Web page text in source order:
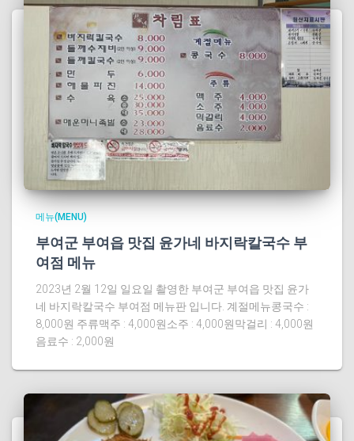
메뉴(MENU)
부여군 부여읍 맛집 윤가네 바지락칼국수 부
여점 메뉴
2023년 2월 12일 일요일 촬영한 부여군 부여읍 맛집 윤가
네 바지락칼국수 부여점 메뉴판 입니다. 계절메뉴콩국수 :
8,000원 주류맥주 : 4,000원소주 : 4,000원막걸리 : 4,000원
음료수 : 2,000원